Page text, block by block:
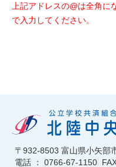
上記アドレスの@は全角
で入力してください。
〒932-8503 富山県小矢部
電話 ： 0766-67-1150